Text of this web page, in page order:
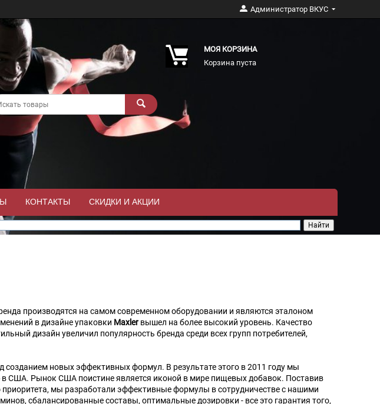
Администратор ВКУС
МОЯ КОРЗИНА
Корзина пуста
КОНТАКТЫ СКИДКИ И АКЦИИ
производятся на самом современном оборудовании и являются эталоном
в дизайне упаковки Maxlerвышел на более высокий уровень. Качество
дизайн увеличил популярность бренда среди всех групп потребителей,
созданием новых эффективных формул. В результате этого в 2011 году мы
в США. Рынок США поистине является иконой в мире пищевых добавок. Поставив
мы разработали эффективные формулы в сотрудничестве с нашими
сбалансированные составы, оптимальные дозировки - все это гарантия того,